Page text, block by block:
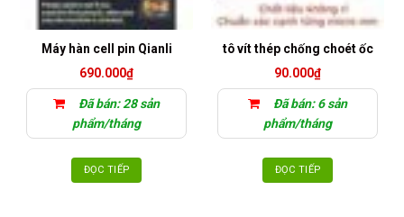
Máy hàn cell pin Qianli
690.000₫
Đã bán: 28 sản
phẩm/tháng
ĐỌC TIẾP
tô vít thép chống choét ốc
90.000₫
Đã bán: 6 sản
phẩm/tháng
ĐỌC TIẾP